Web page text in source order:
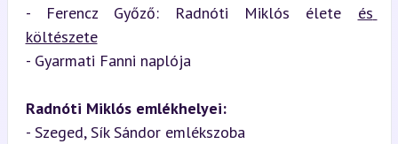
- Ferencz Győző: Radnóti Miklós élete és
költészete
- Gyarmati Fanni naplója
Radnóti Miklós emlékhelyei:
- Szeged, Sík Sándor emlékszoba